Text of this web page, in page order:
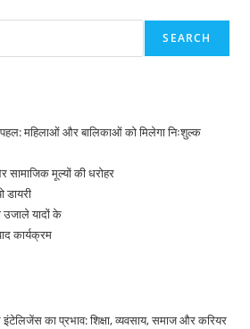
SEARCH
महिलाओं और बालिकाओं को मिलेगा निःशुल्क
सामाजिक मूल्यों की धरोहर
डायरी
उजाले यादों के
कार्यक्रम
इंटेलिजेंस का प्रभाव: शिक्षा, व्यवसाय, समाज और करियर